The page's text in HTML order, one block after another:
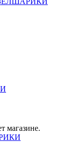
магазине.